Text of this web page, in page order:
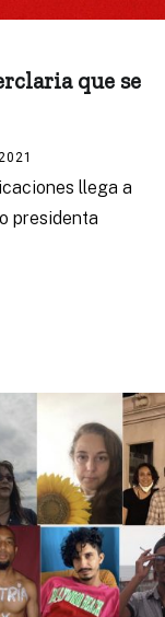
que se
llega a
presidenta